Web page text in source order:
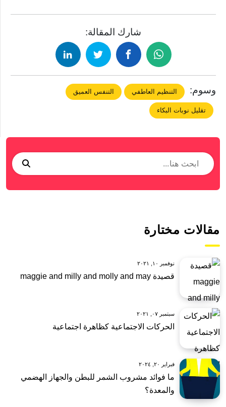
شارك المقالة:
وسوم: التنظيم العاطفي التنفس العميق
تقليل نوبات البكاء
مقالات مختارة
نوفمبر ١٠, ٢٠٢١
قصيدة maggie and milly and molly and may
سبتمبر ٠٧, ٢٠٢١
الحركات الاجتماعية كظاهرة اجتماعية
فبراير ٢٠, ٢٠٢٤
ما فوائد مشروب الشمر للبطن والجهاز الهضمي
والمعدة؟